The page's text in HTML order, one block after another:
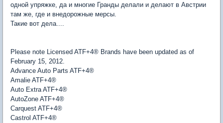
одной упряжке, да и многие Гранды делали и делают в Австрии
там же, где и внедорожные мерсы.
Такие вот дела....
Please note Licensed ATF+4® Brands have been updated as of
February 15, 2012.
Advance Auto Parts ATF+4®
Amalie ATF+4®
Auto Extra ATF+4®
AutoZone ATF+4®
Carquest ATF+4®
Castrol ATF+4®